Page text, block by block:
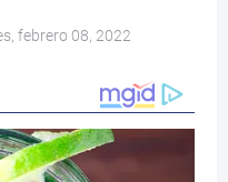
febrero 08, 2022